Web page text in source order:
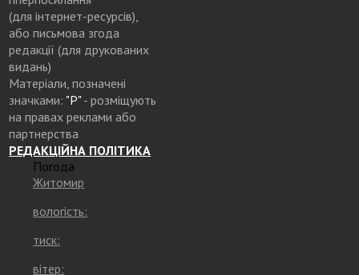
(для інтернет-ресурсів),
або письмова згода
редакції (для друкованих
видань)
Матеріали, позначені
значками: "Р"- розміщують
на правах реклами або
партнерства
РЕДАКЦІЙНА ПОЛІТИКА
Погода
Житомир
вологість:
тиск:
вітер: